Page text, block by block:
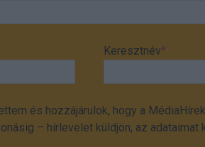
Keresztnév*
és hozzájárulok, hogy a
– hírlevelet küldjön, az adataimat